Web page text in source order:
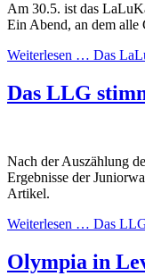
Am 30.5. ist das
Ein Abend, an dem alle
Weiterlesen … Das
Das LLG
Nach der Auszählung
Ergebnisse der
Artikel.
Weiterlesen … Das
Olympia in